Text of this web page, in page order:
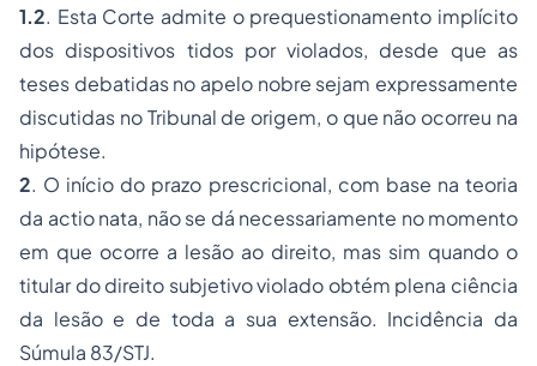
1.2. Esta Corte admite o prequestionamento implícito
dos dispositivos tidos por violados, desde que as
teses debatidas no apelo nobre sejam expressamente
discutidas no Tribunal de origem, o que não ocorreu na
hipótese.
2. O início do prazo prescricional, com base na teoria
da actio nata, não se dá necessariamente no momento
em que ocorre a lesão ao direito, mas sim quando o
titular do direito subjetivo violado obtém plena ciência
da lesão e de toda a sua extensão. Incidência da
Súmula 83/STJ.